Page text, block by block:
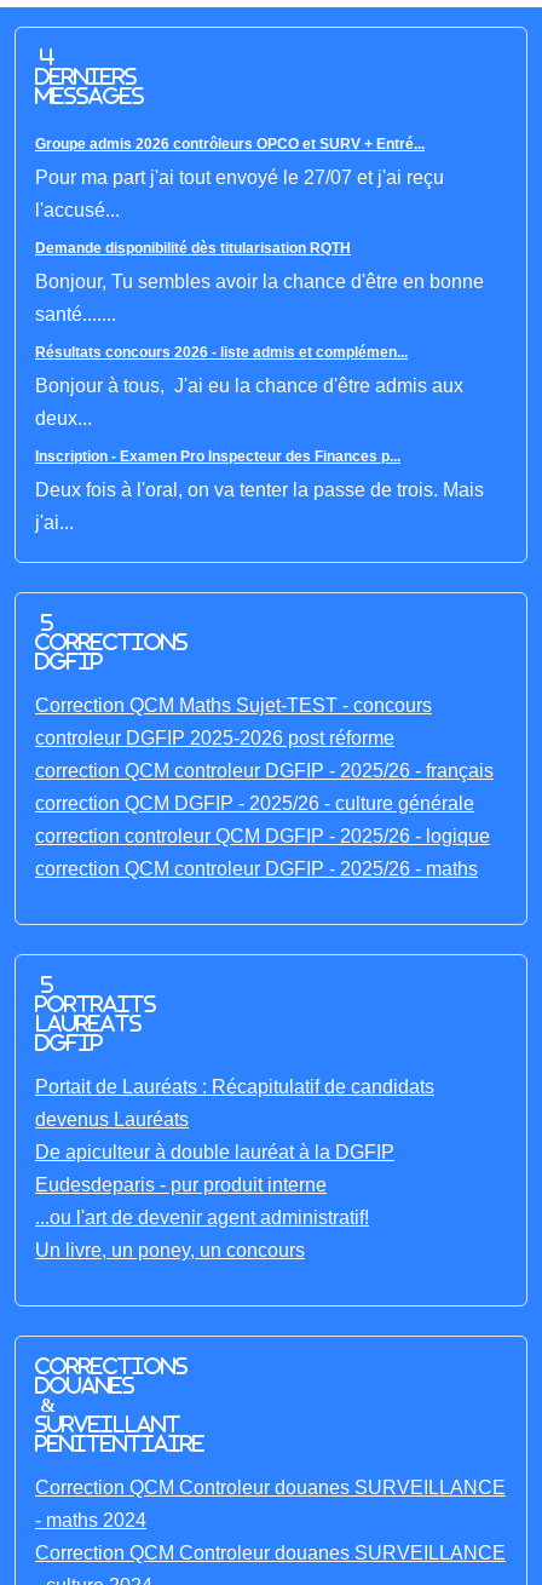
4
derniers
messages
Groupe admis 2026 contrôleurs OPCO et SURV + Entré...
Pour ma part j'ai tout envoyé le 27/07 et j'ai reçu
l'accusé...
Demande disponibilité dès titularisation RQTH
Bonjour, Tu sembles avoir la chance d'être en bonne
santé.......
Résultats concours 2026 - liste admis et complémen...
Bonjour à tous, J'ai eu la chance d'être admis aux
deux...
Inscription - Examen Pro Inspecteur des Finances p...
Deux fois à l'oral, on va tenter la passe de trois. Mais
j'ai...
5
corrections
DGFIP
Correction QCM Maths Sujet-TEST - concours
controleur DGFIP 2025-2026 post réforme
correction QCM controleur DGFIP - 2025/26 - français
correction QCM DGFIP - 2025/26 - culture générale
correction controleur QCM DGFIP - 2025/26 - logique
correction QCM controleur DGFIP - 2025/26 - maths
5
portraits
laureats
DGFIP
Portait de Lauréats : Récapitulatif de candidats
devenus Lauréats
De apiculteur à double lauréat à la DGFIP
Eudesdeparis - pur produit interne
...ou l'art de devenir agent administratif!
Un livre, un poney, un concours
Corrections
Douanes
&
Surveillant
penitentiaire
Correction QCM Controleur douanes SURVEILLANCE
- maths 2024
Correction QCM Controleur douanes SURVEILLANCE